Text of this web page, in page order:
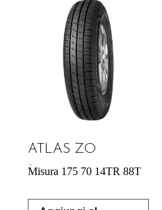
ATLAS ZO
Misura 175 70 14TR 88T